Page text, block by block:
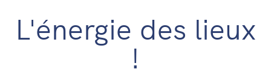
L'énergie des lieux
!